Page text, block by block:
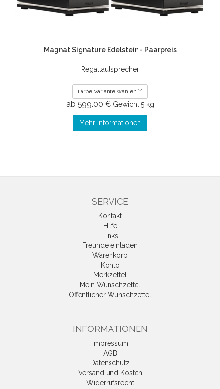
Magnat Signature Edelstein - Paarpreis
Regallautsprecher
Farbe Variante wählen
ab 599.00 € Gewicht 5 kg
Mehr Informationen
SERVICE
Kontakt
Hilfe
Links
Freunde einladen
Warenkorb
Konto
Merkzettel
Mein Wunschzettel
Öffentlicher Wunschzettel
INFORMATIONEN
Impressum
AGB
Datenschutz
Versand und Kosten
Widerrufsrecht